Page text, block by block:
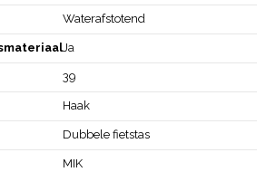
Waterafstotend
Ja
39
Haak
Dubbele fietstas
MIK